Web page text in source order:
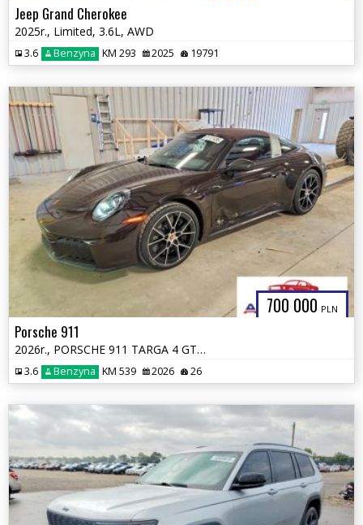
Jeep Grand Cherokee
2025r., Limited, 3.6L, AWD
3.6 Benzyna KM 293 2025 19791
700 000 PLN
Porsche 911
2026r., PORSCHE 911 TARGA 4 GTS, 3.6L, od ubezpieczalni
3.6 Benzyna KM 539 2026 26